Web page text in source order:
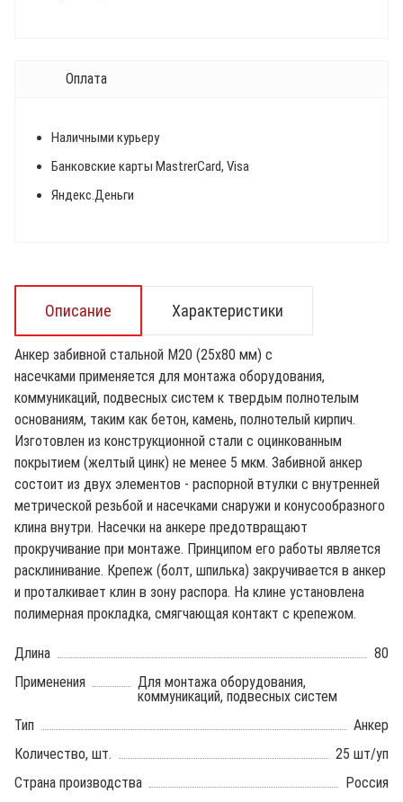
Оплата
Наличными курьеру
Банковские карты MastrerCard, Visa
Яндекс.Деньги
Описание Характеристики
Анкер забивной стальной М20 (25х80 мм) с
насечками применяется для монтажа оборудования,
коммуникаций, подвесных систем к твердым полнотелым
основаниям, таким как бетон, камень, полнотелый кирпич.
Изготовлен из конструкционной стали с оцинкованным
покрытием (желтый цинк) не менее 5 мкм. Забивной анкер
состоит из двух элементов - распорной втулки с внутренней
метрической резьбой и насечками снаружи и конусообразного
клина внутри. Насечки на анкере предотвращают
прокручивание при монтаже. Принципом его работы является
расклинивание. Крепеж (болт, шпилька) закручивается в анкер
и проталкивает клин в зону распора. На клине установлена
полимерная прокладка, смягчающая контакт с крепежом.
Длина
80
Применения
Для монтажа оборудования,
коммуникаций, подвесных систем
Тип
Анкер
Количество, шт.
25 шт/уп
Страна производства
Россия